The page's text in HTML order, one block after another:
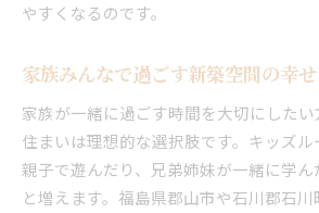
やすくなるのです。
家族みんなで過ごす新築空間の幸
家族が一緒に過ごす時間を大切にした
住まいは理想的な選択肢です。キッズル
親子で遊んだり、兄弟姉妹が一緒に学
と増えます。福島県郡山市や石川郡石川